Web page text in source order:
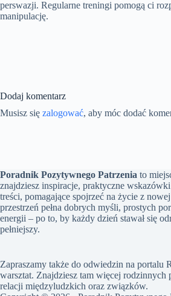
perswazji. Regularne treningi pomogą ci
manipulację.
Dodaj komentarz
Musisz się zalogować, aby móc dodać
Poradnik Pozytywnego Patrzenia to
znajdziesz inspiracje, praktyczne
treści, pomagające spojrzeć na życie z
przestrzeń pełna dobrych myśli, prostych
energii – po to, by każdy dzień stawał się
pełniejszy.
Zapraszamy także do odwiedzin na portalu
warsztat. Znajdziesz tam więcej rodzinnych
relacji międzyludzkich oraz związków.